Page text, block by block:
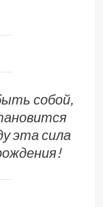
собой,
эта сила